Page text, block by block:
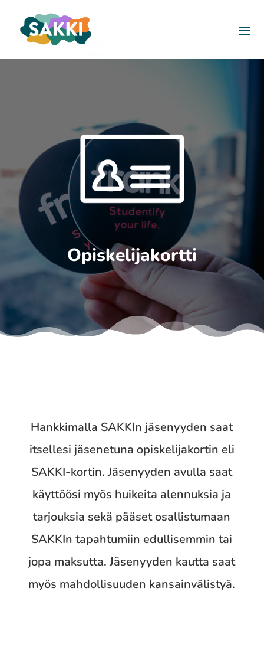
Opiskelijakortti
Hankkimalla SAKKIn jäsenyyden saat
itsellesi jäsenetuna opiskelijakortin eli
SAKKI-kortin. Jäsenyyden avulla saat
käyttöösi myös huikeita alennuksia ja
tarjouksia sekä pääset osallistumaan
SAKKIn tapahtumiin edullisemmin tai
jopa maksutta. Jäsenyyden kautta saat
myös mahdollisuuden kansainvälistyä.